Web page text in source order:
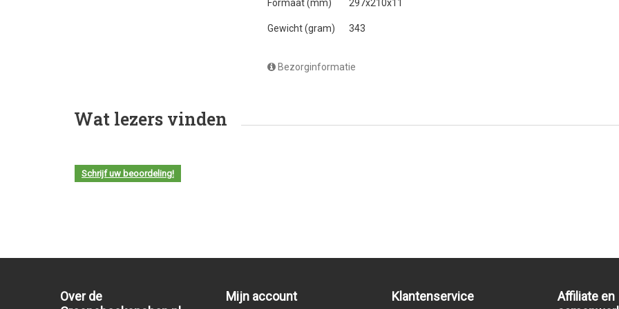
Formaat (mm) 297x210x11
Gewicht (gram) 343
Bezorginformatie
Wat lezers vinden
Schrijf uw beoordeling!
Over de
Mijn account Klantenservice
Affiliate en